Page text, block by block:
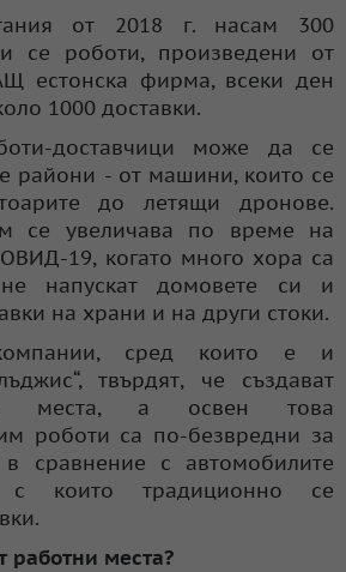
от 2018 г. насам 300
се роботи, произведени от
естонска фирма, всеки ден
1000 доставки.
доставчици може да се
райони - от машини, които се
до летящи дронове.
се увеличава по време на
19, когато много хора са
напускат домовете си и
на храни и на други стоки.
компании, сред които е и
твърдят, че създават
места, а освен това
роботи са по-безвредни за
сравнение с автомобилите
с които традиционно се
работни места?